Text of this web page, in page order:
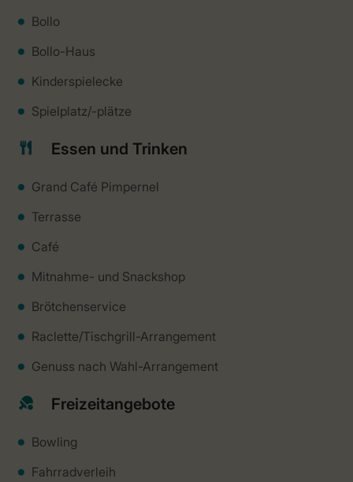
Bollo
Bollo-Haus
Kinderspielecke
Spielplatz/-plätze
Essen und Trinken
Grand Café Pimpernel
Terrasse
Café
Mitnahme- und Snackshop
Brötchenservice
Raclette/Tischgrill-Arrangement
Genuss nach Wahl-Arrangement
Freizeitangebote
Bowling
Fahrradverleih